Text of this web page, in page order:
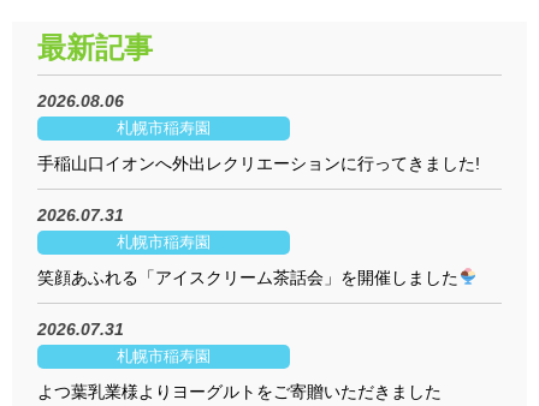
最新記事
2026.08.06
札幌市稲寿園
手稲山口イオンへ外出レクリエーションに行ってきました!
2026.07.31
札幌市稲寿園
笑顔あふれる「アイスクリーム茶話会」を開催しました
2026.07.31
札幌市稲寿園
よつ葉乳業様よりヨーグルトをご寄贈いただきました